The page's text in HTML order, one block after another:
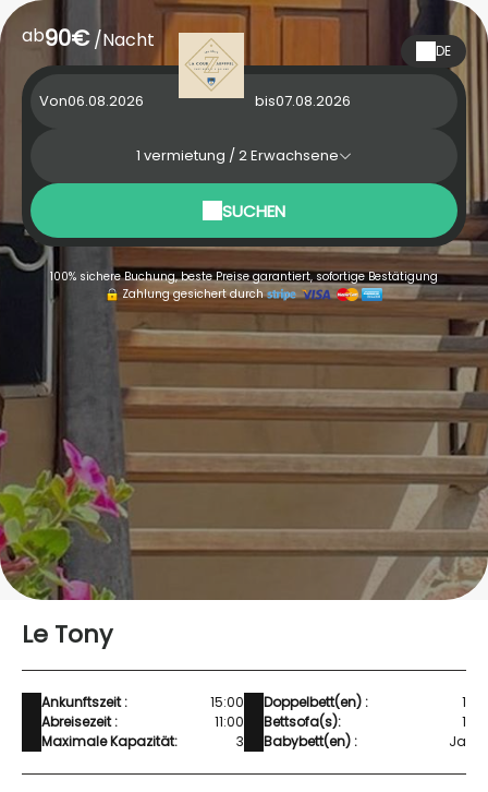
DE
ab90€/Nacht
Von bis
1 vermietung /2Erwachsene
SUCHEN
100% sichere Buchung, beste Preise garantiert, sofortige Bestätigung
Zahlung gesichert durch
Le Tony
Ankunftszeit :
15:00
Abreisezeit :
11:00
Maximale Kapazität:
3
Doppelbett(en) :
1
Bettsofa(s):
1
Babybett(en) :
Ja